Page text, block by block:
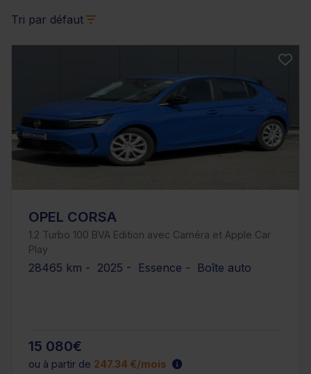
Tri par défaut
OPEL CORSA
1.2 Turbo 100 BVA Edition avec Caméra et Apple Car
Play
28465 km - 2025 - Essence - Boîte auto
15 080€
ou à partir de 247.34 €/mois